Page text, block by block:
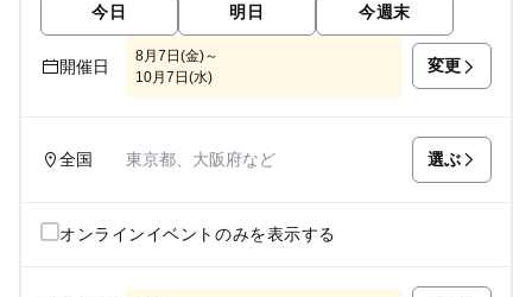
今日 明日 今週末
開催日
8月7日(金)～
10月7日(水)
変更
全国 東京都、大阪府など 選ぶ
オンラインイベントのみを表示する